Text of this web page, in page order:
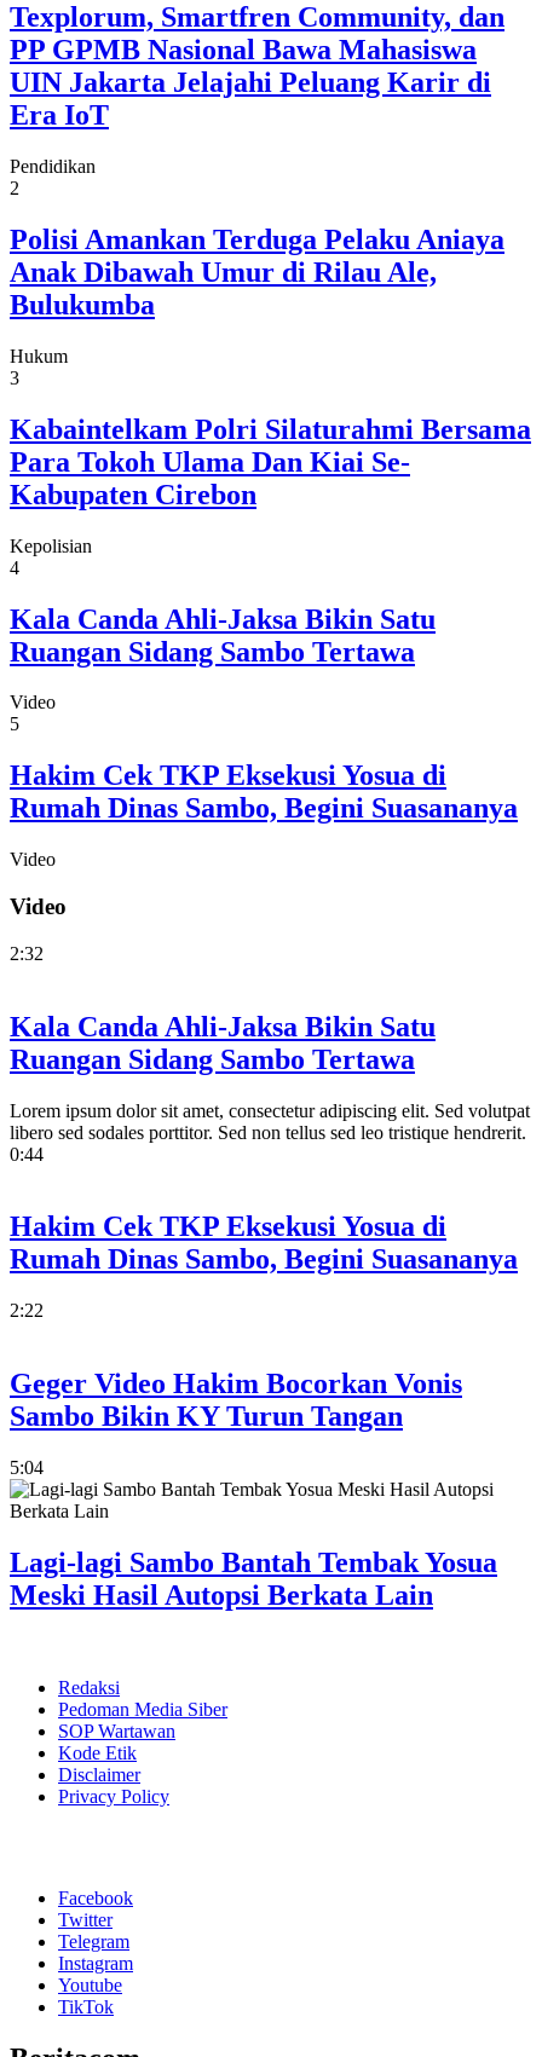
Texplorum, Smartfren Community, dan
PP GPMB Nasional Bawa Mahasiswa
UIN Jakarta Jelajahi Peluang Karir di
Era IoT
Pendidikan
2
Polisi Amankan Terduga Pelaku Aniaya
Anak Dibawah Umur di Rilau Ale,
Bulukumba
Hukum
3
Kabaintelkam Polri Silaturahmi Bersama
Para Tokoh Ulama Dan Kiai Se-
Kabupaten Cirebon
Kepolisian
4
Kala Canda Ahli-Jaksa Bikin Satu
Ruangan Sidang Sambo Tertawa
Video
5
Hakim Cek TKP Eksekusi Yosua di
Rumah Dinas Sambo, Begini Suasananya
Video
Video
2:32
Kala Canda Ahli-Jaksa Bikin Satu
Ruangan Sidang Sambo Tertawa
Lorem ipsum dolor sit amet, consectetur adipiscing elit. Sed volutpat
libero sed sodales porttitor. Sed non tellus sed leo tristique hendrerit.
0:44
Hakim Cek TKP Eksekusi Yosua di
Rumah Dinas Sambo, Begini Suasananya
2:22
Geger Video Hakim Bocorkan Vonis
Sambo Bikin KY Turun Tangan
5:04
Lagi-lagi Sambo Bantah Tembak Yosua
Meski Hasil Autopsi Berkata Lain
Redaksi
Pedoman Media Siber
SOP Wartawan
Kode Etik
Disclaimer
Privacy Policy
Facebook
Twitter
Telegram
Instagram
Youtube
TikTok